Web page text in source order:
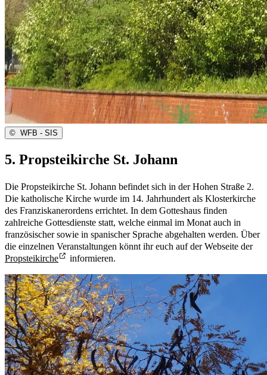
© WFB - SIS
5. Propsteikirche St. Johann
Die Propsteikirche St. Johann befindet sich in der Hohen Straße 2.
Die katholische Kirche wurde im 14. Jahrhundert als Klosterkirche
des Franziskanerordens errichtet. In dem Gotteshaus finden
zahlreiche Gottesdienste statt, welche einmal im Monat auch in
französischer sowie in spanischer Sprache abgehalten werden. Über
die einzelnen Veranstaltungen könnt ihr euch auf der Webseite der
Propsteikirche
informieren.